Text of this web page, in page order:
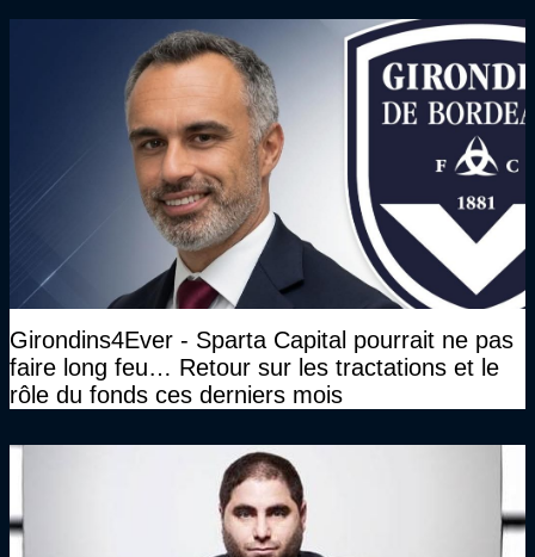
Girondins4Ever - Sparta Capital pourrait ne pas
faire long feu… Retour sur les tractations et le
rôle du fonds ces derniers mois